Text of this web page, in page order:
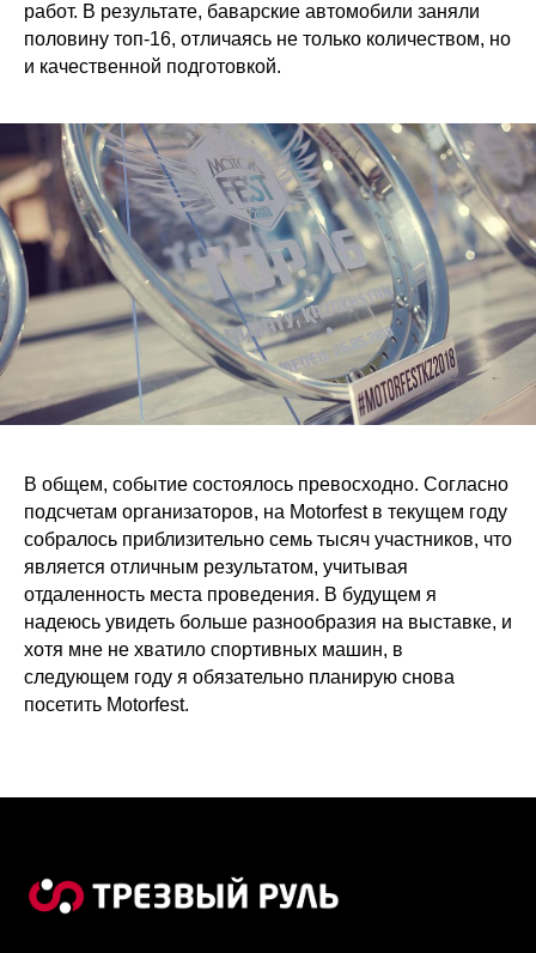
работ. В результате, баварские автомобили заняли
половину топ-16, отличаясь не только количеством, но
и качественной подготовкой.
В общем, событие состоялось превосходно. Согласно
подсчетам организаторов, на Motorfest в текущем году
собралось приблизительно семь тысяч участников, что
является отличным результатом, учитывая
отдаленность места проведения. В будущем я
надеюсь увидеть больше разнообразия на выставке, и
хотя мне не хватило спортивных машин, в
следующем году я обязательно планирую снова
посетить Motorfest.